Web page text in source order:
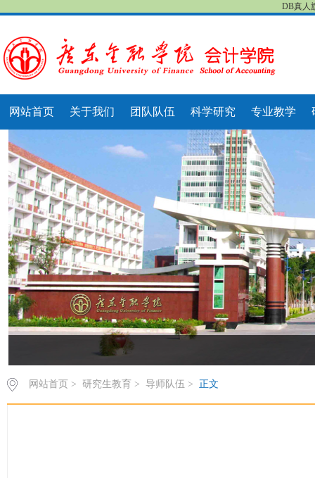
DB真人
网站首页 关于我们 团队队伍 科学研究 专业教学
网站首页 > 研究生教育 > 导师队伍 > 正文